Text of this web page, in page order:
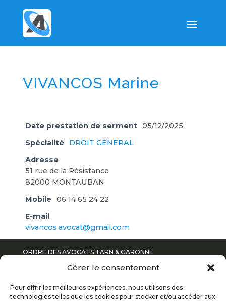
Gérer le consentement
Pour offrir les meilleures expériences, nous utilisons des
technologies telles que les cookies pour stocker et/ou accéder aux
VIVANCOS Marine
Date prestation de serment 05/12/2025
Spécialité
DROIT GENERAL
Adresse
51 rue de la Résistance
82000 MONTAUBAN
Mobile 06 14 65 24 22
E-mail
vivancos.avocat@gmail.com
ORDRE DES AVOCATS TARN & GARONNE
POLITIQUE DE CONFIDENTIALITÉ